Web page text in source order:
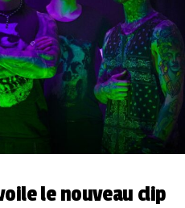
le nouveau clip